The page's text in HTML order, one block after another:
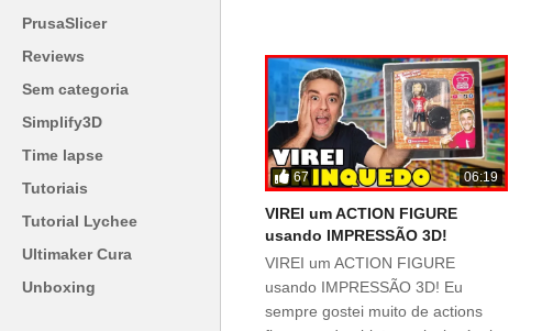
PrusaSlicer
Reviews
Sem categoria
Simplify3D
Time lapse
Tutoriais
Tutorial Lychee
Ultimaker Cura
Unboxing
67 06:19
VIREI um ACTION FIGURE
usando IMPRESSÃO 3D!
VIREI um ACTION FIGURE
usando IMPRESSÃO 3D! Eu
sempre gostei muito de actions